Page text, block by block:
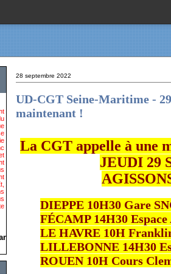
28 septembre 2022
UD-CGT Seine-Maritime -
maintenant !
La CGT appelle à une
JEUDI 29
DIEPPE 10H30 Gare
FÉCAMP 14H30
LE HAVRE 10H
LILLEBONNE 14H30
ROUEN 10H Cours